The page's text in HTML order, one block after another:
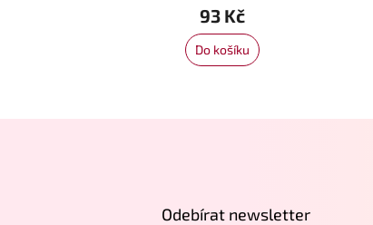
93 Kč
Do košíku
Odebírat newsletter